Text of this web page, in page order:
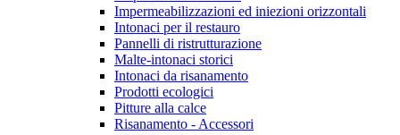
Impermeabilizzazioni ed iniezioni orizzontali
Intonaci per il restauro
Pannelli di ristrutturazione
Malte-intonaci storici
Intonaci da risanamento
Prodotti ecologici
Pitture alla calce
Risanamento - Accessori